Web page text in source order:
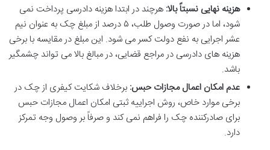
هزینه نهایی نسبتاً بالا: هرچند در ابتدا هزینه دادرسی پرداخت نمی
شود، اما در صورت وصول طلب، ۵ درصد از مبلغ چک به عنوان نیم
عشر اجرایی به نفع دولت کسر می شود. این مبلغ در مقایسه با برخی
هزینه های دادرسی در مراجع قضایی، در مبالغ بالا می تواند چشمگیر
باشد.
عدم امکان اعمال مجازات حبس: برخلاف شکایت کیفری از چک در
برخی موارد خاص، روش اجراییه ثبتی امکان اعمال مجازات حبس
برای صادرکننده چک را فراهم نمی کند و صرفاً بر وصول وجه تمرکز
دارد.